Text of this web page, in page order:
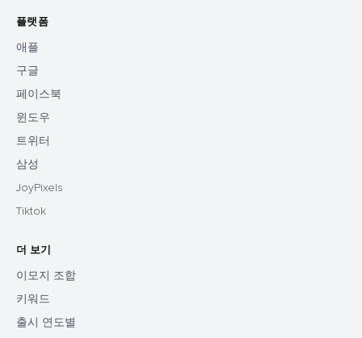
플랫폼
애플
구글
페이스북
윈도우
트위터
삼성
JoyPixels
Tiktok
더 보기
이모지 조합
키워드
출시 연도별